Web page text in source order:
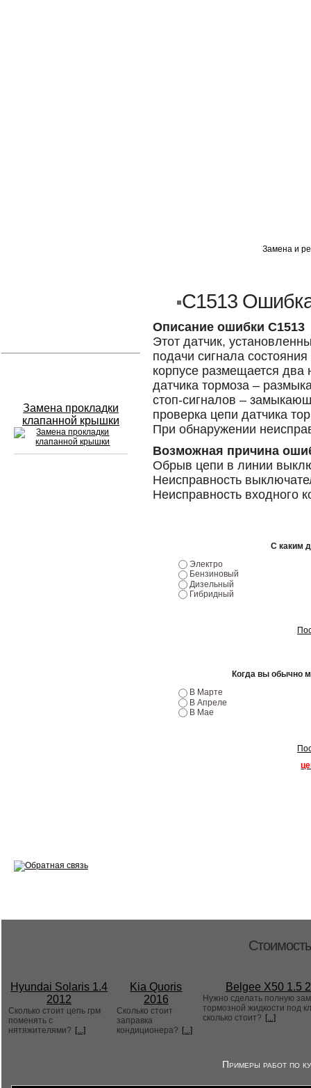
Замена прокладки
клапанной крышки
Замена и
C1513
Описание ошибки C1513
Этот датчик,
подачи сигнала
корпусе размещается два
датчика тормоза –
стоп-сигналов –
проверка цепи датчика
При обнаружении
Возможная причина
Обрыв цепи в линии
Неисправность
Неисправность входного
С каким
Электро
Бензиновый
Дизельный
Гибридный
Когда вы обычно
В Марте
В Апреле
В Мае
Hyundai Solaris 1.4
2012
Сколько стоит цепь грм
поменять с
нятяжителями? [...]
Kia Quoris
2016
Сколько стоит
заправка
кондиционера? [...]
Belgee X50 1.5
Нужно сделать полную
тормозной жидкости под
сколько стоит? [...]
Примеры работ по